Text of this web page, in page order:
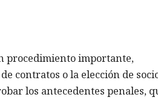
procedimiento importante,
contratos o la elección de
los antecedentes penales,